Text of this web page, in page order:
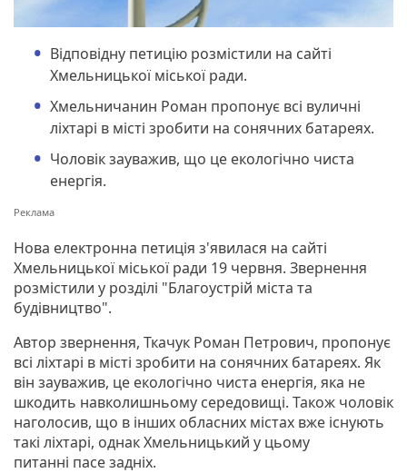
Відповідну петицію розмістили на сайті
Хмельницької міської ради.
Хмельничанин Роман пропонує всі вуличні
ліхтарі в місті зробити на сонячних батареях.
Чоловік зауважив, що це екологічно чиста
енергія.
Нова електронна петиція з'явилася на сайті
Хмельницької міської ради 19 червня. Звернення
розмістили у розділі "Благоустрій міста та
будівництво".
Автор звернення, Ткачук Роман Петрович, пропонує
всі ліхтарі в місті зробити на сонячних батареях. Як
він зауважив, це екологічно чиста енергія, яка не
шкодить навколишньому середовищі. Також чоловік
наголосив, що в інших обласних містах вже існують
такі ліхтарі, однак Хмельницький у цьому
питанні пасе задніх.